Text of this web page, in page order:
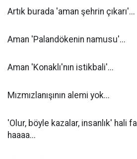
Artık burada 'aman şehrin çıkarı'...
Aman 'Palandökenin namusu'...
Aman 'Konaklı'nın istikbali'...
Mızmızlanışının alemi yok...
'Olur, böyle kazalar, insanlık' hali
haaaa...